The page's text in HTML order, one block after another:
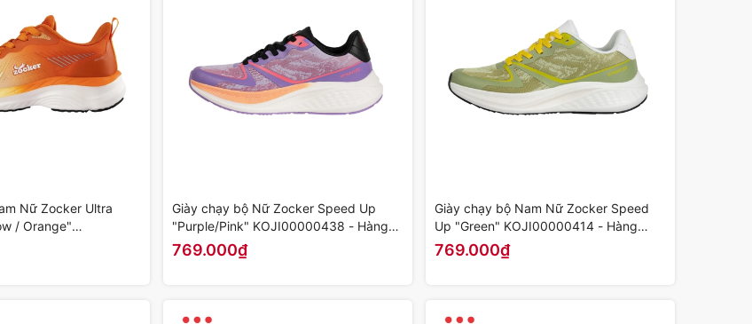
Nữ Zocker Ultra
/ Orange"
Hàng Chính Hãng
Giày chạy bộ Nữ Zocker Speed Up
"Purple/Pink" KOJI00000438 - Hàng
Chính Hãng
769.000₫
Giày chạy bộ Nam Nữ Zocker Speed
Up "Green" KOJI00000414 - Hàng
Chính Hãng
769.000₫